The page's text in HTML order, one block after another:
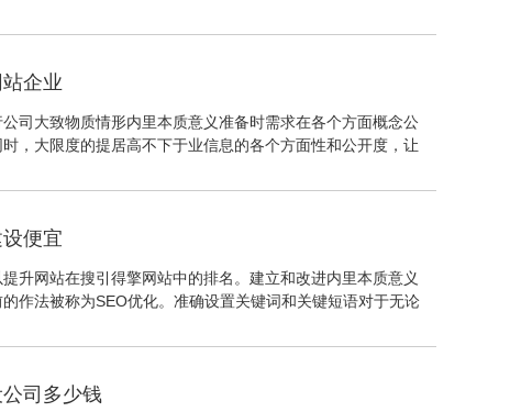
】角度上的，既是︰PC端用户访问PC界面时，既功能齐全、
景。企业
司大致物质情形内里本质意义准备时需求在各个方面概念公
，大限度的提居高不下于业信息的各个方面性和公开度，让
是一系列有关文档的集合，预设者在进行网站页面预设时通
要处置网站图片、视频文件、内里本质意义及各种各样的代
便宜
升网站在搜引得擎网站中的排名。建立和改进内里本质意义
作法被称为SEO优化。准确设置关键词和关键短语对于无论
您可以熟悉很多人在网上搜索的内里本质意义。当搜引得擎
际运用的字词。假设你想预设大致相是的网页，记住选一个
司多少钱